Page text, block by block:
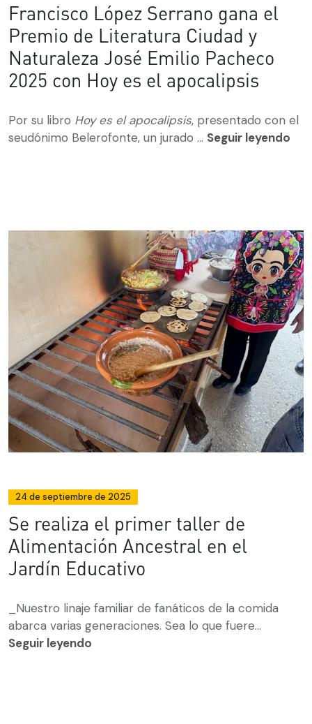
Francisco López Serrano gana el
Premio de Literatura Ciudad y
Naturaleza José Emilio Pacheco
2025 con Hoy es el apocalipsis
Por su libro Hoy es el apocalipsis, presentado con el
seudónimo Belerofonte, un jurado ... Seguir leyendo
24 de septiembre de 2025
Se realiza el primer taller de
Alimentación Ancestral en el
Jardín Educativo
_Nuestro linaje familiar de fanáticos de la comida
abarca varias generaciones. Sea lo que fuere...
Seguir leyendo